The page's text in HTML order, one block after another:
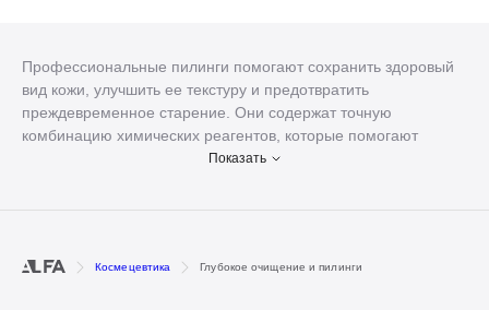
Масла для лица
SPA-аксессуары
Профессиональные пилинги помогают сохранить здоровый
вид кожи, улучшить ее текстуру и предотвратить
преждевременное старение. Они содержат точную
комбинацию химических реагентов, которые помогают
справиться с гиперпигментацией, забитыми порами, акне,
процедуры.
Показать
Космецевтика Глубокое очищение и пилинги